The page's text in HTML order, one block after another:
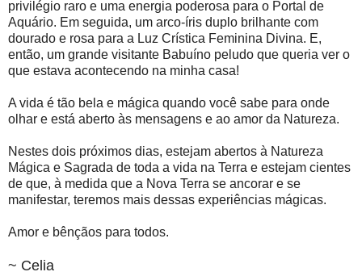
privilégio raro e uma energia poderosa para o Portal de
Aquário. Em seguida, um arco-íris duplo brilhante com
dourado e rosa para a Luz Crística Feminina Divina. E,
então, um grande visitante Babuíno peludo que queria ver o
que estava acontecendo na minha casa!
A vida é tão bela e mágica quando você sabe para onde
olhar e está aberto às mensagens e ao amor da Natureza.
Nestes dois próximos dias, estejam abertos à Natureza
Mágica e Sagrada de toda a vida na Terra e estejam cientes
de que, à medida que a Nova Terra se ancorar e se
manifestar, teremos mais dessas experiências mágicas.
Amor e bênçãos para todos.
~ Celia